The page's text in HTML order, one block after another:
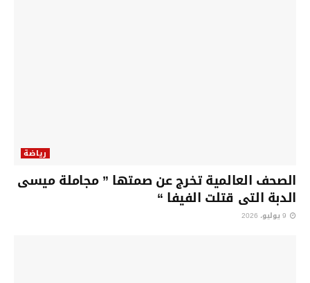
رياضة
الصحف العالمية تخرج عن صمتها ” مجاملة ميسى
الدبة التى قتلت الفيفا “